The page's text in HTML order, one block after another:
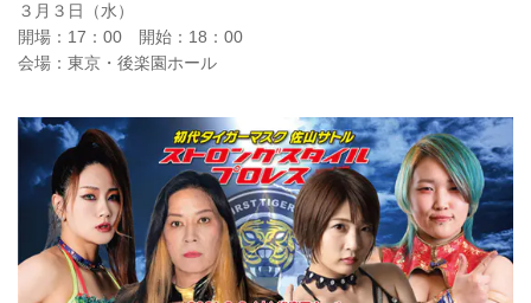
３月３日（水）
開場：17：00 開始：18：00
会場：東京・後楽園ホール